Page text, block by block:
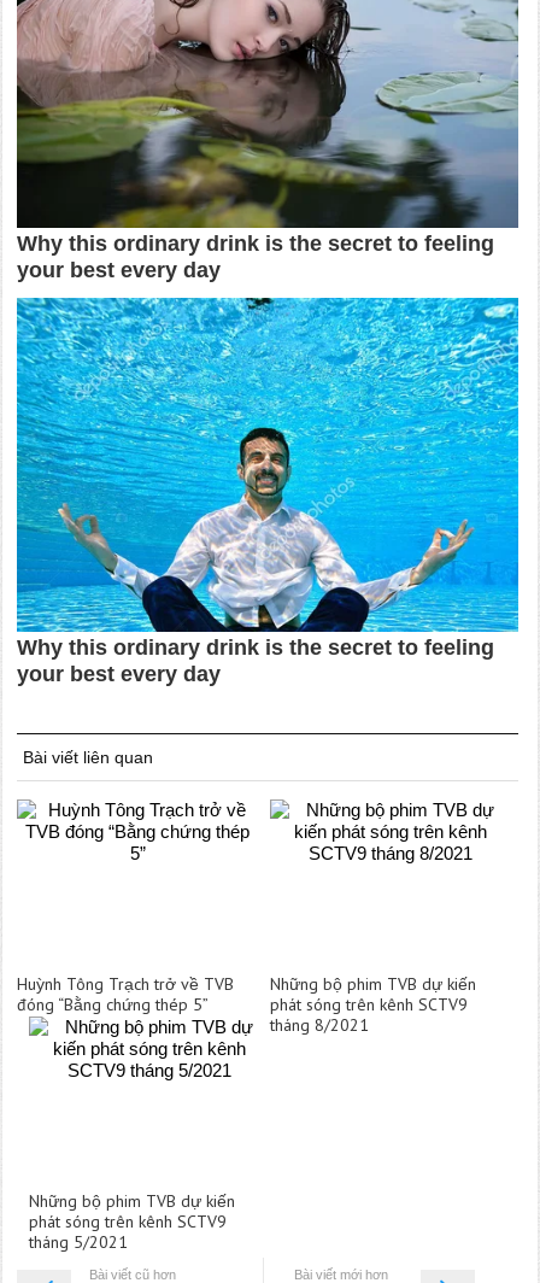
Bài viết liên quan
Huỳnh Tông Trạch trở về TVB
đóng “Bằng chứng thép 5”
Những bộ phim TVB dự kiến
phát sóng trên kênh SCTV9
tháng 8/2021
Những bộ phim TVB dự kiến
phát sóng trên kênh SCTV9
tháng 5/2021
Bài viết cũ hơn Bài viết mới hơn